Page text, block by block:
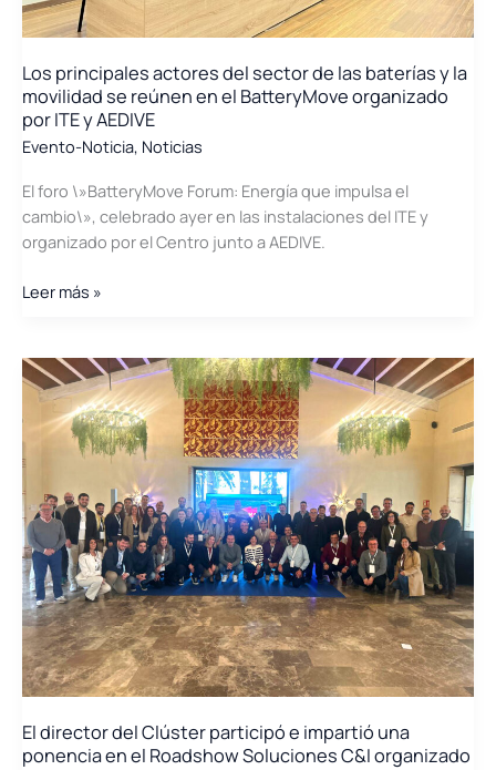
liderazgo
en
el
mercado
estadounidense
Los principales actores del sector de las baterías y la
movilidad se reúnen en el BatteryMove organizado
por ITE y AEDIVE
Evento-Noticia, Noticias
El foro \»BatteryMove Forum: Energía que impulsa el
cambio\», celebrado ayer en las instalaciones del ITE y
organizado por el Centro junto a AEDIVE.
Los
del
sector
de
las
baterías
y
la
movilidad
se
reúnen
en
el
BatteryMove
organizado
por
ITE
Leer más »
El director del Clúster participó e impartió una
ponencia en el Roadshow Soluciones C&I organizado